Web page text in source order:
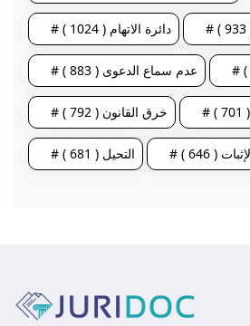
# دائرة الاتهام ( 1024 )
# عدم سماع الدعوى ( 883 )
# خرق القانون ( 792 )
# التحيل ( 681 ) ( 646 )